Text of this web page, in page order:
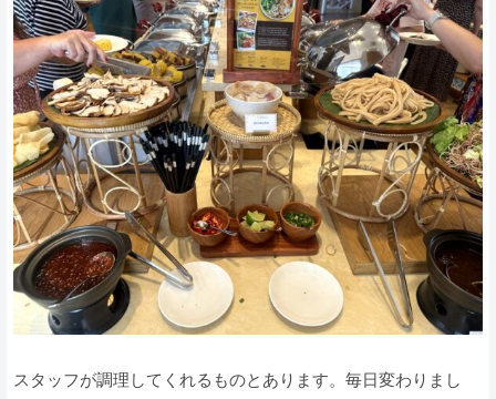
スタッフが調理してくれるものとあります。毎日変わりまし